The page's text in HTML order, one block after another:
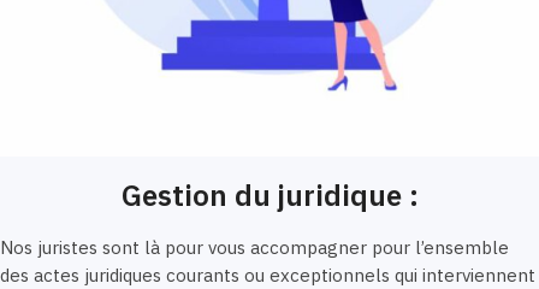
Gestion du juridique :
Nos juristes sont là pour vous accompagner pour l’ensemble
des actes juridiques courants ou exceptionnels qui interviennent